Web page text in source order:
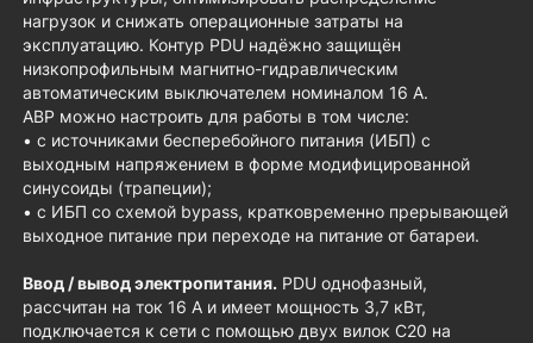
нагрузок и снижать операционные затраты на
эксплуатацию. Контур PDU надёжно защищён
низкопрофильным магнитно-гидравлическим
автоматическим выключателем номиналом 16 А.
АВР можно настроить для работы в том числе:
• с источниками бесперебойного питания (ИБП) с
выходным напряжением в форме модифицированной
синусоиды (трапеции);
• с ИБП со схемой bypass, кратковременно прерывающей
выходное питание при переходе на питание от батареи.
Ввод / вывод электропитания. PDU однофазный,
рассчитан на ток 16 А и имеет мощность 3,7 кВт,
подключается к сети с помощью двух вилок C20 на